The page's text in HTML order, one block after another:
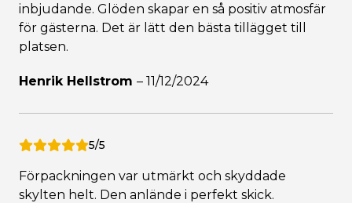
inbjudande. Glöden skapar en så positiv atmosfär
för gästerna. Det är lätt den bästa tillägget till
platsen.
Henrik Hellstrom – 11/12/2024
5/5
Förpackningen var utmärkt och skyddade
skylten helt. Den anlände i perfekt skick.